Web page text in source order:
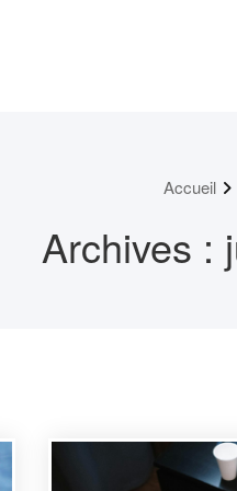
Accueil
Archives :